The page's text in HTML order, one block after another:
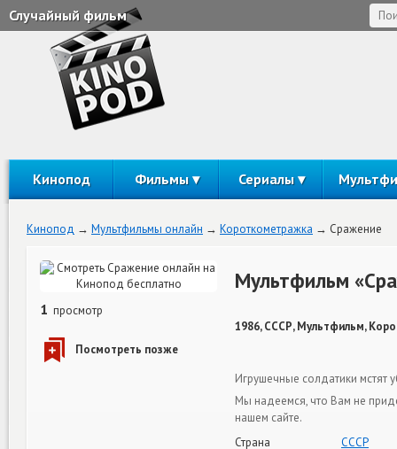
Случайный фильм
Кинопод Фильмы Сериалы
Кинопод Мультфильмы онлайн Короткометражка Сражение
1 просмотр
Мультфильм
1986, СССР, Мультфильм,
Игрушечные солдатики мстят
Мы надеемся, что Вам не
нашем сайте.
Страна
СССР